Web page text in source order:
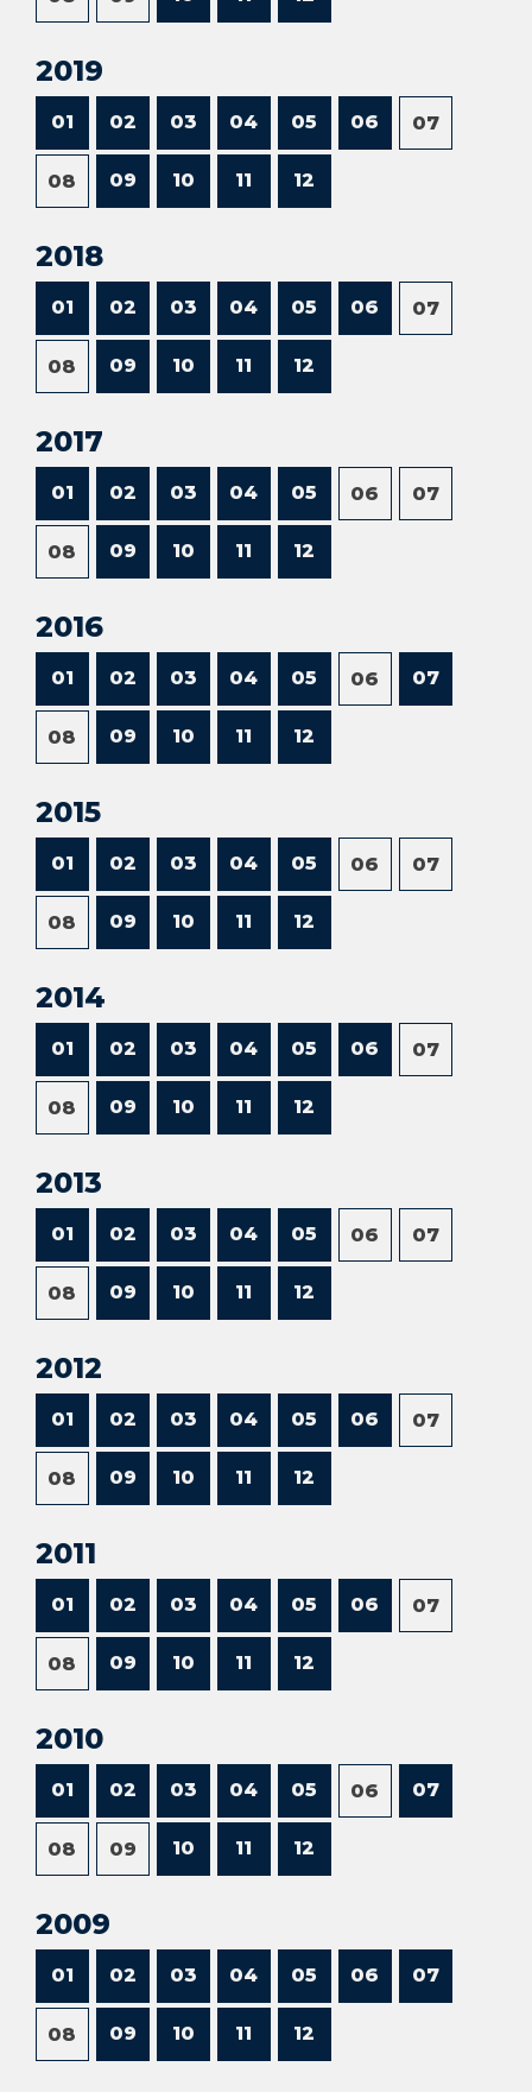
2019
01 02 03 04 05 06 07
08 09 10 11 12
2018
01 02 03 04 05 06 07
08 09 10 11 12
2017
01 02 03 04 05 06 07
08 09 10 11 12
2016
01 02 03 04 05 06 07
08 09 10 11 12
2015
01 02 03 04 05 06 07
08 09 10 11 12
2014
01 02 03 04 05 06 07
08 09 10 11 12
2013
01 02 03 04 05 06 07
08 09 10 11 12
2012
01 02 03 04 05 06 07
08 09 10 11 12
2011
01 02 03 04 05 06 07
08 09 10 11 12
2010
01 02 03 04 05 06 07
08 09 10 11 12
2009
01 02 03 04 05 06 07
08 09 10 11 12